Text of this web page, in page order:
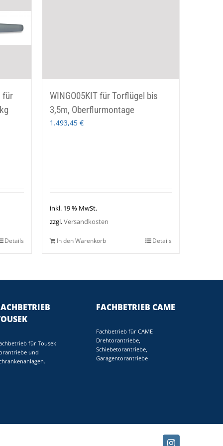
für
Details
WINGO05KIT für Torflügel bis
3,5m, Oberflurmontage
1.493,45 €
inkl. 19 % MwSt.
zzgl.Versandkosten
In den Warenkorb Details
für Tousek
und
FACHBETRIEB CAME
Fachbetrieb für CAME
Drehtorantriebe,
Schiebetorantriebe,
Garagentorantriebe